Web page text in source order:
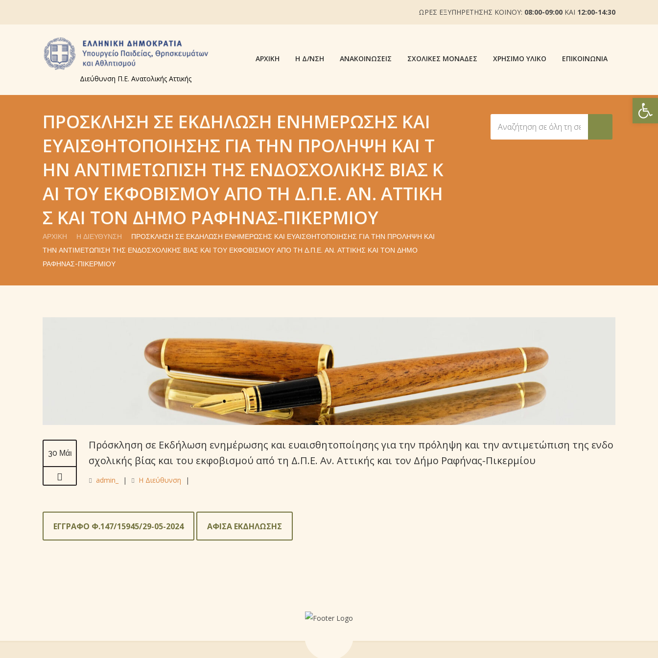
ΩΡΕΣ ΕΞΥΠΗΡΕΤΗΣΗΣ ΚΟΙΝΟΥ: 08:00-09:00 ΚΑΙ 12:00-14:30
Διεύθυνση Π.Ε. Ανατολικής Αττικής
ΑΡΧΙΚΉ Η Δ/ΝΣΗ ΑΝΑΚΟΙΝΏΣΕΙΣ ΣΧΟΛΙΚΈΣ ΜΟΝΆΔΕΣ ΧΡΉΣΙΜΟ ΥΛΙΚΌ ΕΠΙΚΟΙΝΩΝΊΑ
ΠΡΌΣΚΛΗΣΗ ΣΕ ΕΚΔΉΛΩΣΗ ΕΝΗΜΈΡΩΣΗΣ ΚΑΙ
ΕΥΑΙΣΘΗΤΟΠΟΊΗΣΗΣ ΓΙΑ ΤΗΝ ΠΡΌΛΗΨΗ ΚΑΙ Τ
ΗΝ ΑΝΤΙΜΕΤΏΠΙΣΗ ΤΗΣ ΕΝΔΟΣΧΟΛΙΚΉΣ ΒΊΑΣ Κ
ΑΙ ΤΟΥ ΕΚΦΟΒΙΣΜΟΎ ΑΠΌ ΤΗ Δ.Π.Ε. ΑΝ. ΑΤΤΙΚΉ
Σ ΚΑΙ ΤΟΝ ΔΉΜΟ ΡΑΦΉΝΑΣ-ΠΙΚΕΡΜΊΟΥ
ΑΡΧΙΚΉ Η ΔΙΕΎΘΥΝΣΗ
ΠΡΌΣΚΛΗΣΗ ΣΕ ΕΚΔΉΛΩΣΗ ΕΝΗΜΈΡΩΣΗΣ ΚΑΙ ΕΥΑΙΣΘΗΤΟΠΟΊΗΣΗΣ ΓΙΑ ΤΗΝ ΠΡΌΛΗΨΗ ΚΑΙ
ΤΗΝ ΑΝΤΙΜΕΤΏΠΙΣΗ ΤΗΣ ΕΝΔΟΣΧΟΛΙΚΉΣ ΒΊΑΣ ΚΑΙ ΤΟΥ ΕΚΦΟΒΙΣΜΟΎ ΑΠΌ ΤΗ Δ.Π.Ε. ΑΝ. ΑΤΤΙΚΉΣ ΚΑΙ ΤΟΝ ΔΉΜΟ
ΡΑΦΉΝΑΣ-ΠΙΚΕΡΜΊΟΥ
30 Μάι
Πρόσκληση σε Εκδήλωση ενημέρωσης και ευαισθητοποίησης για την πρόληψη και την αντιμετώπιση της ενδο
σχολικής βίας και του εκφοβισμού από τη Δ.Π.Ε. Αν. Αττικής και τον Δήμο Ραφήνας-Πικερμίου
admin_ | Η Διεύθυνση |
ΕΓΓΡΑΦΟ Φ.147/15945/29-05-2024 ΑΦΙΣΑ ΕΚΔΗΛΩΣΗΣ